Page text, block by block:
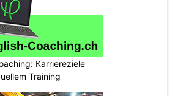
Karriereziele
Training